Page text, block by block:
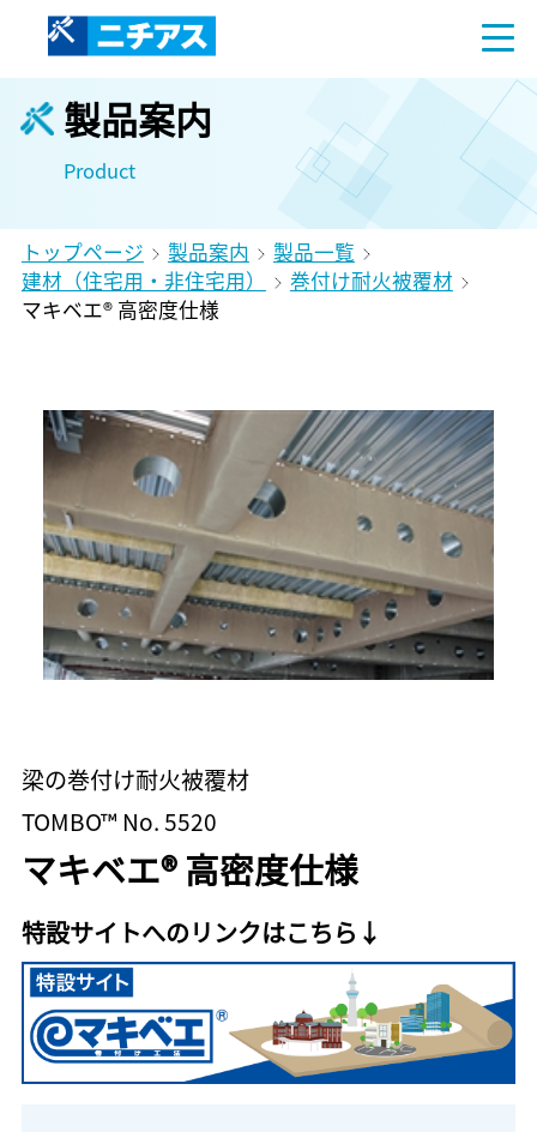
製品案内
Product
トップページ 製品案内
製品一覧
建材（住宅用・非住宅用）
巻付け耐火被覆材
マキベエ® 高密度仕様
梁の巻付け耐火被覆材
TOMBO™ No. 5520
マキベエ® 高密度仕様
特設サイトへのリンクはこちら↓